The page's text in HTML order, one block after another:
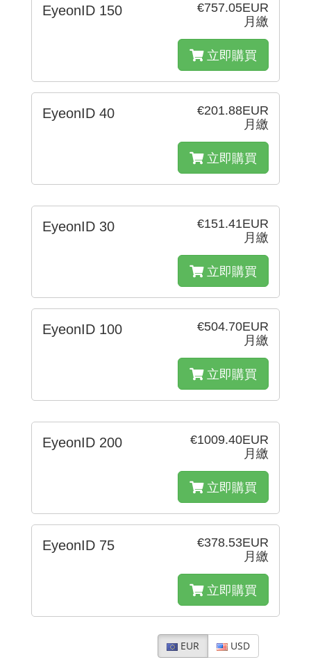
€757.05EUR
月繳
EyeonID 150
立即購買
€201.88EUR
月繳
EyeonID 40
立即購買
€151.41EUR
月繳
EyeonID 30
立即購買
€504.70EUR
月繳
EyeonID 100
立即購買
€1009.40EUR
月繳
EyeonID 200
立即購買
€378.53EUR
月繳
EyeonID 75
立即購買
EUR USD